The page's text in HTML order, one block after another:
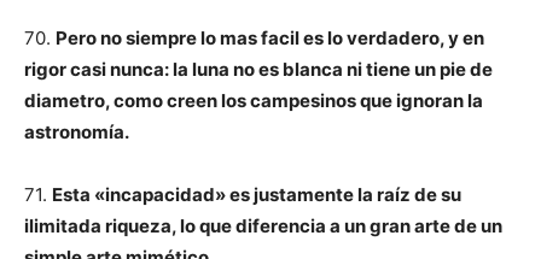
70. Pero no siempre lo mas facil es lo verdadero, y en
rigor casi nunca: la luna no es blanca ni tiene un pie de
diametro, como creen los campesinos que ignoran la
astronomía.
71. Esta «incapacidad» es justamente la raíz de su
ilimitada riqueza, lo que diferencia a un gran arte de un